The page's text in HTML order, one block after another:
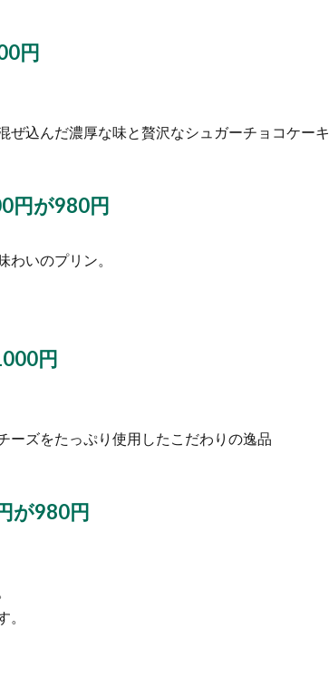
円
込んだ濃厚な味と贅沢なシュガーチョコケーキ
円が980円
いのプリン。
円
ーズをたっぷり使用したこだわりの逸品
が980円